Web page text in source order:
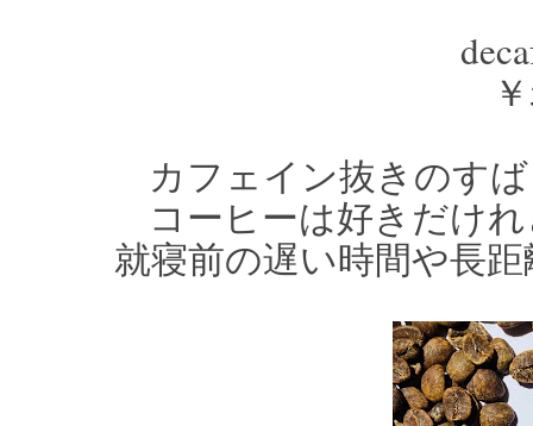
カフェイン抜きのす
コーヒーは好きだけ
就寝前の遅い時間や長